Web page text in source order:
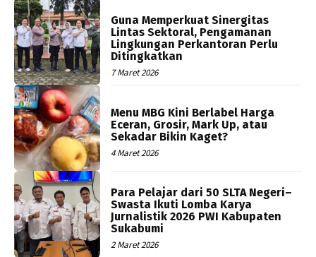
Guna Memperkuat Sinergitas
Lintas Sektoral, Pengamanan
Lingkungan Perkantoran Perlu
Ditingkatkan
7 Maret 2026
Menu MBG Kini Berlabel Harga
Eceran, Grosir, Mark Up, atau
Sekadar Bikin Kaget?
4 Maret 2026
Para Pelajar dari 50 SLTA Negeri–
Swasta Ikuti Lomba Karya
Jurnalistik 2026 PWI Kabupaten
Sukabumi
2 Maret 2026